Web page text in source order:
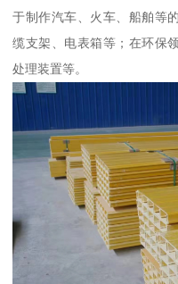
于制作汽车、火车、船舶等
缆支架、电表箱等；在环保
处理装置等。